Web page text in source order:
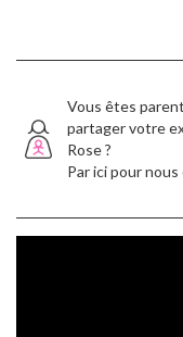
Vous êtes
partager votre
Rose ?
Par ici pour